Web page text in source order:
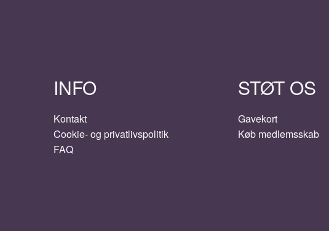
INFO
Kontakt
Cookie- og privatlivspolitik
FAQ
STØT OS
Gavekort
Køb medlemsskab